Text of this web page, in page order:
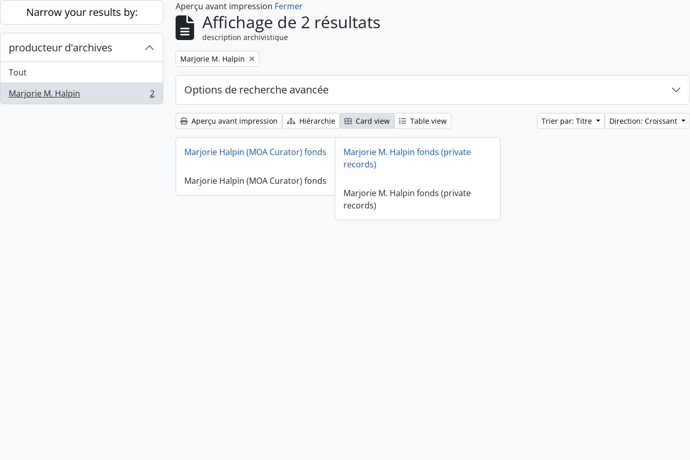
Skip to main content
Narrow your results by:
producteur d'archives
Tout
Marjorie M. Halpin
, 2 résultats 2
Aperçu avant impression Fermer
Affichage de 2 résultats
description archivistique
Remove filter:
Marjorie M. Halpin
Options de recherche avancée
Aperçu avant impression Hiérarchie Card view Table view Trier par: Titre Direction: Croissant
Marjorie Halpin (MOA Curator) fonds
Marjorie Halpin (MOA Curator) fonds
Marjorie M. Halpin fonds (private
records)
Marjorie M. Halpin fonds (private
records)